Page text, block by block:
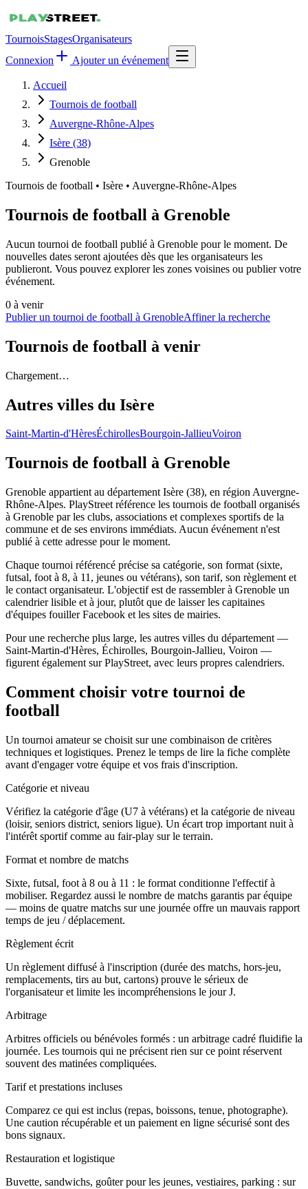
TournoisStagesOrganisateurs
Connexion
Ajouter un événement
Accueil
Tournois de football
Auvergne-Rhône-Alpes
Isère (38)
Grenoble
Tournois de football • Isère • Auvergne-Rhône-Alpes
Tournois de football à Grenoble
Aucun tournoi de football publié à Grenoble pour le moment. De
nouvelles dates seront ajoutées dès que les organisateurs les
publieront. Vous pouvez explorer les zones voisines ou publier votre
événement.
0 à venir
Publier un tournoi de football à GrenobleAffiner la recherche
Tournois de football à venir
Chargement…
Autres villes du Isère
Saint-Martin-d'HèresÉchirollesBourgoin-JallieuVoiron
Tournois de football à Grenoble
Grenoble appartient au département Isère (38), en région Auvergne-
Rhône-Alpes. PlayStreet référence les tournois de football organisés
à Grenoble par les clubs, associations et complexes sportifs de la
commune et de ses environs immédiats. Aucun événement n'est
publié à cette adresse pour le moment.
Chaque tournoi référencé précise sa catégorie, son format (sixte,
futsal, foot à 8, à 11, jeunes ou vétérans), son tarif, son règlement et
le contact organisateur. L'objectif est de rassembler à Grenoble un
calendrier lisible et à jour, plutôt que de laisser les capitaines
d'équipes fouiller Facebook et les sites de mairies.
Pour une recherche plus large, les autres villes du département —
Saint-Martin-d'Hères, Échirolles, Bourgoin-Jallieu, Voiron —
figurent également sur PlayStreet, avec leurs propres calendriers.
Comment choisir votre tournoi de
football
Un tournoi amateur se choisit sur une combinaison de critères
techniques et logistiques. Prenez le temps de lire la fiche complète
avant d'engager votre équipe et vos frais d'inscription.
Catégorie et niveau
Vérifiez la catégorie d'âge (U7 à vétérans) et la catégorie de niveau
(loisir, seniors district, seniors ligue). Un écart trop important nuit à
l'intérêt sportif comme au fair-play sur le terrain.
Format et nombre de matchs
Sixte, futsal, foot à 8 ou à 11 : le format conditionne l'effectif à
mobiliser. Regardez aussi le nombre de matchs garantis par équipe
— moins de quatre matchs sur une journée offre un mauvais rapport
temps de jeu / déplacement.
Règlement écrit
Un règlement diffusé à l'inscription (durée des matchs, hors-jeu,
remplacements, tirs au but, cartons) prouve le sérieux de
l'organisateur et limite les incompréhensions le jour J.
Arbitrage
Arbitres officiels ou bénévoles formés : un arbitrage cadré fluidifie la
journée. Les tournois qui ne précisent rien sur ce point réservent
souvent des matinées compliquées.
Tarif et prestations incluses
Comparez ce qui est inclus (repas, boissons, tenue, photographe).
Une caution récupérable et un paiement en ligne sécurisé sont des
bons signaux.
Restauration et logistique
Buvette, sandwichs, goûter pour les jeunes, vestiaires, parking : sur